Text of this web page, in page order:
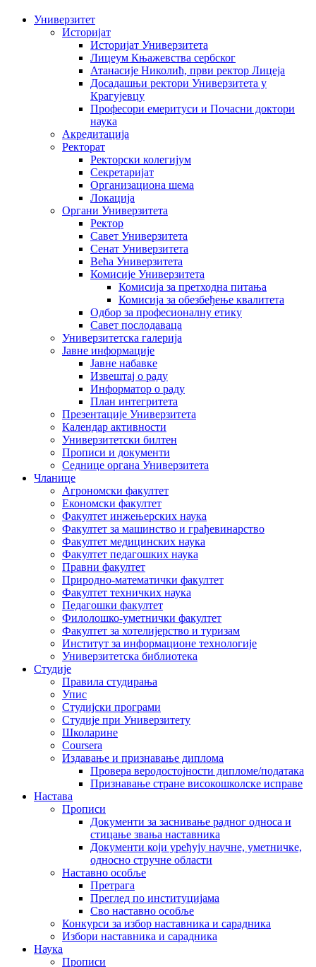
Универзитет
Историјат
Историјат Универзитета
Лицеум Књажевства сербског
Атанасије Николић, први ректор Лицеја
Досадашњи ректори Универзитета у
Крагујевцу
Професори емеритуси и Почасни доктори
наука
Акредитација
Ректорат
Ректорски колегијум
Секретаријат
Организациона шема
Локација
Органи Универзитета
Ректор
Савет Универзитета
Сенат Универзитета
Већа Универзитета
Комисије Универзитета
Комисија за претходна питања
Комисија за обезбеђење квалитета
Одбор за професионалну етику
Савет послодаваца
Универзитетска галерија
Јавне информације
Јавне набавке
Извештај о раду
Информатор о раду
План интегритета
Презентације Универзитета
Календар активности
Универзитетски билтен
Прописи и документи
Седнице органа Универзитета
Чланице
Агрономски факултет
Економски факултет
Факултет инжењерских наука
Факултет за машинство и грађевинарство
Факултет медицинских наука
Факултет педагошких наука
Правни факултет
Природно-математички факултет
Факултет техничких наука
Педагошки факултет
Филолошко-уметнички факултет
Факултет за хотелијерство и туризам
Институт за информационе технологије
Универзитетска библиотека
Студије
Правила студирања
Упис
Студијски програми
Студије при Универзитету
Школарине
Coursera
Издавање и признавање диплома
Провера веродостојности дипломе/података
Признавање стране високошколске исправе
Настава
Прописи
Документи за заснивање радног односа и
стицање звања наставника
Документи који уређују научне, уметничке,
односно стручне области
Наставно особље
Претрага
Преглед по институцијама
Сво наставно особље
Конкурси за избор наставника и сарадника
Избори наставника и сарадника
Наука
Прописи